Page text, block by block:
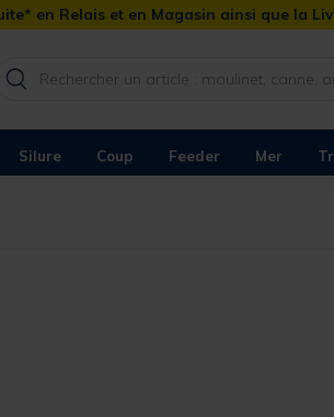
en Relais et en Magasin ainsi que la
Silure Coup Feeder Mer